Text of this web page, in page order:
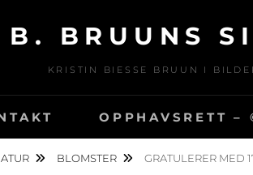
BRUUNS
KRISTIN BIESSE BRUUN I
OPPHAVSRETT –
BLOMSTER GRATULERER MED